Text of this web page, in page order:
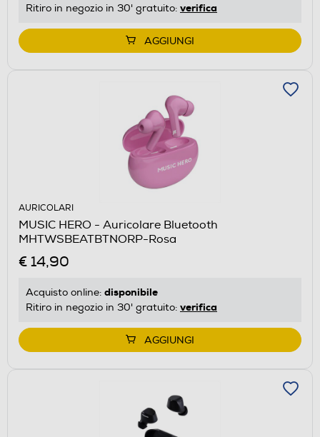
Ritiro in negozio in 30' gratuito: verifica
AGGIUNGI
AURICOLARI
MUSIC HERO - Auricolare Bluetooth
MHTWSBEATBTNORP-Rosa
€ 14,90
Acquisto online: disponibile
Ritiro in negozio in 30' gratuito: verifica
AGGIUNGI